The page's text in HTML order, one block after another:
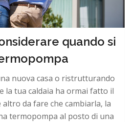
quando si
nuova casa o ristrutturando
la tua caldaia ha ormai fatto il
altro da fare che cambiarla, la
termopompa al posto di una